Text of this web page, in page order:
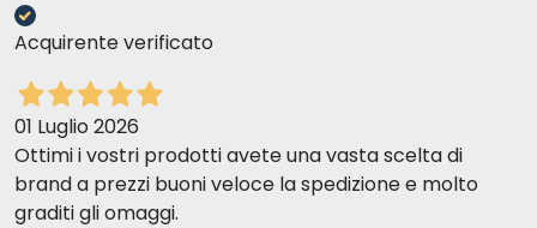
Acquirente verificato
01 Luglio 2026
Ottimi i vostri prodotti avete una vasta scelta di
brand a prezzi buoni veloce la spedizione e molto
graditi gli omaggi.